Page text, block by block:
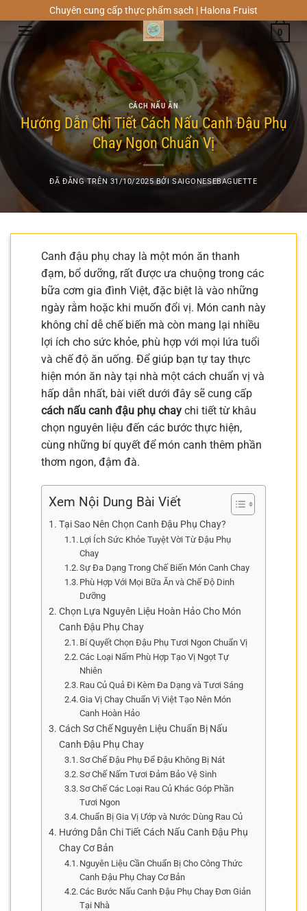
đến
nội
dung
Chuyên cung cấp thực phẩm sạch | Halona Fruist
0
CÁCH NẤU ĂN
Hướng Dẫn Chi Tiết Cách Nấu Canh Đậu Phụ
Chay Ngon Chuẩn Vị
ĐÃ ĐĂNG TRÊN 31/10/2025 BỞISAIGONESEBAGUETTE
Canh đậu phụ chay là một món ăn thanh
đạm, bổ dưỡng, rất được ưa chuộng trong các
bữa cơm gia đình Việt, đặc biệt là vào những
ngày rằm hoặc khi muốn đổi vị. Món canh này
không chỉ dễ chế biến mà còn mang lại nhiều
lợi ích cho sức khỏe, phù hợp với mọi lứa tuổi
và chế độ ăn uống. Để giúp bạn tự tay thực
hiện món ăn này tại nhà một cách chuẩn vị và
hấp dẫn nhất, bài viết dưới đây sẽ cung cấp
cách nấu canh đậu phụ chay chi tiết từ khâu
chọn nguyên liệu đến các bước thực hiện,
cùng những bí quyết để món canh thêm phần
thơm ngon, đậm đà.
Xem Nội Dung Bài Viết
Tại Sao Nên Chọn Canh Đậu Phụ Chay?
Lợi Ích Sức Khỏe Tuyệt Vời Từ Đậu Phụ
Chay
Sự Đa Dạng Trong Chế Biến Món Canh Chay
Phù Hợp Với Mọi Bữa Ăn và Chế Độ Dinh
Dưỡng
Chọn Lựa Nguyên Liệu Hoàn Hảo Cho Món
Canh Đậu Phụ Chay
Bí Quyết Chọn Đậu Phụ Tươi Ngon Chuẩn Vị
Các Loại Nấm Phù Hợp Tạo Vị Ngọt Tự
Nhiên
Rau Củ Quả Đi Kèm Đa Dạng và Tươi Sáng
Gia Vị Chay Chuẩn Vị Việt Tạo Nên Món
Canh Hoàn Hảo
Cách Sơ Chế Nguyên Liệu Chuẩn Bị Nấu
Canh Đậu Phụ Chay
Sơ Chế Đậu Phụ Để Đậu Không Bị Nát
Sơ Chế Nấm Tươi Đảm Bảo Vệ Sinh
Sơ Chế Các Loại Rau Củ Khác Góp Phần
Tươi Ngon
Chuẩn Bị Gia Vị Ướp và Nước Dùng Rau Củ
Hướng Dẫn Chi Tiết Cách Nấu Canh Đậu Phụ
Chay Cơ Bản
Nguyên Liệu Cần Chuẩn Bị Cho Công Thức
Canh Đậu Phụ Chay Cơ Bản
Các Bước Nấu Canh Đậu Phụ Chay Đơn Giản
Tại Nhà